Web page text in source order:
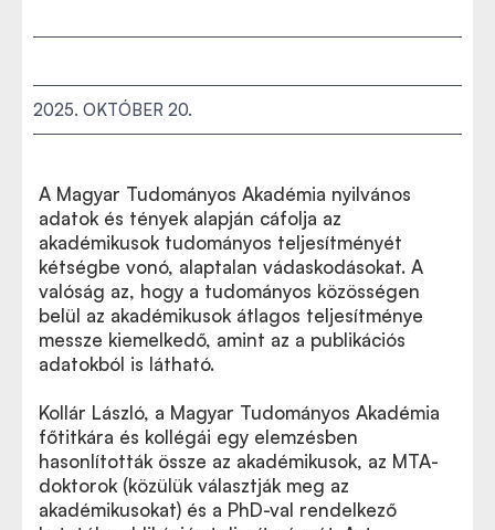
2025. OKTÓBER 20.
A Magyar Tudományos Akadémia nyilvános
adatok és tények alapján cáfolja az
akadémikusok tudományos teljesítményét
kétségbe vonó, alaptalan vádaskodásokat. A
valóság az, hogy a tudományos közösségen
belül az akadémikusok átlagos teljesítménye
messze kiemelkedő, amint az a publikációs
adatokból is látható.
Kollár László, a Magyar Tudományos Akadémia
főtitkára és kollégái egy elemzésben
hasonlították össze az akadémikusok, az MTA-
doktorok (közülük választják meg az
akadémikusokat) és a PhD-val rendelkező